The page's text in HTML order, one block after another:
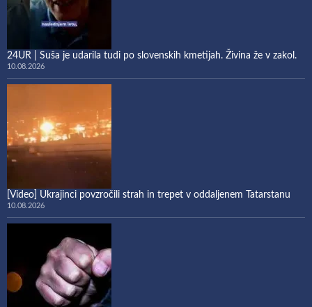
24UR | Suša je udarila tudi po slovenskih kmetijah. Živina že v zakol.
10.08.2026
[Video] Ukrajinci povzročili strah in trepet v oddaljenem Tatarstanu
10.08.2026